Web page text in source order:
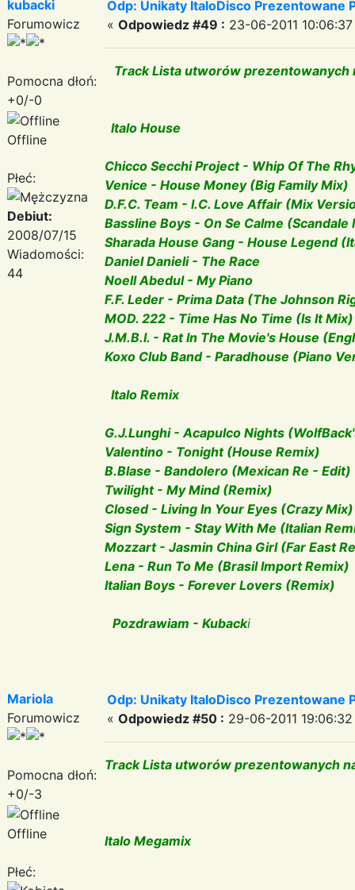
kubacki
Forumowicz
Pomocna dłoń:
+0/-0
Offline
Płeć:
Debiut:
2008/07/15
Wiadomości:
44
Odp: Unikaty ItaloDisco Prezentowane
« Odpowiedz #49 : 23-06-2011
Track Lista utworów prezentowanych
Italo House
Chicco Secchi Project - Whip Of The
Venice - House Money (Big Family Mix)
D.F.C. Team - I.C. Love Affair (Mix
Bassline Boys - On Se Calme (Scandale
Sharada House Gang - House Legend
Daniel Danieli - The Race
Noell Abedul - My Piano
F.F. Leder - Prima Data (The Johnson
MOD. 222 - Time Has No Time (Is It Mix)
J.M.B.I. - Rat In The Movie's House
Koxo Club Band - Paradhouse (Piano
Italo Remix
G.J.Lunghi - Acapulco Nights
Valentino - Tonight (House Remix)
B.Blase - Bandolero (Mexican Re - Edit)
Twilight - My Mind (Remix)
Closed - Living In Your Eyes (Crazy Mix)
Sign System - Stay With Me (Italian
Mozzart - Jasmin China Girl (Far East
Lena - Run To Me (Brasil Import Remix)
Italian Boys - Forever Lovers (Remix)
Pozdrawiam - Kubacki
Mariola
Forumowicz
Pomocna dłoń:
+0/-3
Offline
Płeć:
Odp: Unikaty ItaloDisco Prezentowane
« Odpowiedz #50 : 29-06-2011
Track Lista utworów prezentowanych
Italo Megamix